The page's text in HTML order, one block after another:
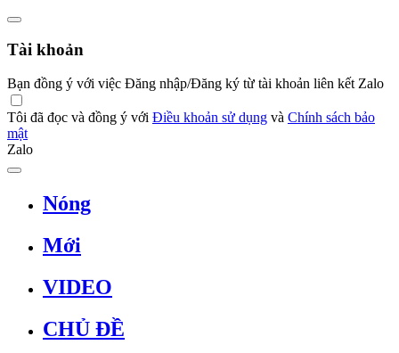
Tài khoản
Bạn đồng ý với việc Đăng nhập/Đăng ký từ tài khoản liên kết Zalo
Tôi đã đọc và đồng ý với Điều khoản sử dụng và Chính sách bảo
mật
Zalo
Nóng
Mới
VIDEO
CHỦ ĐỀ